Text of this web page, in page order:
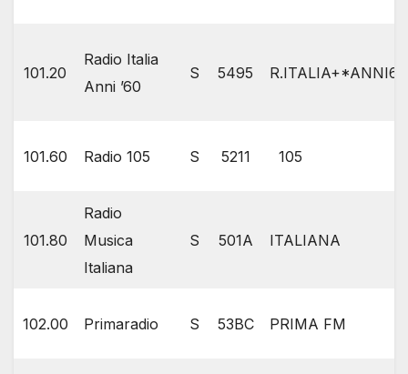
101.20
Radio Italia
Anni ’60
S 5495
101.60 Radio 105 S 5211 105
101.80
Radio
Musica
Italiana
S 501A ITALIANA
102.00 Primaradio S 53BC PRIMA FM